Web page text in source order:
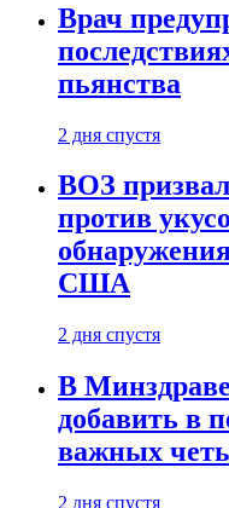
Врач
пьянства
2 дня спустя
ВОЗ
против
США
2 дня спустя
В
добавить в
важных
2 дня спустя